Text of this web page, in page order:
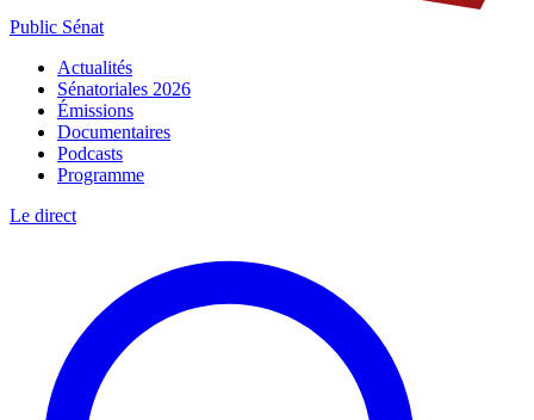
Public Sénat
Actualités
Sénatoriales 2026
Émissions
Documentaires
Podcasts
Programme
Le direct